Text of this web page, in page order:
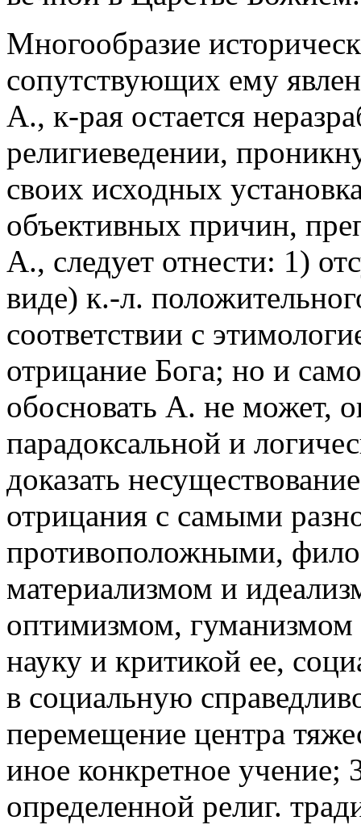
Многообразие
сопутствующих ему
А., к-рая остается
религиеведении,
своих исходных
объективных причин,
А., следует отнести: 1)
виде) к.-л.
соответствии с
отрицание Бога; но и
обосновать А. не может,
парадоксальной и
доказать
отрицания с самыми
противоположными,
материализмом и
оптимизмом,
науку и критикой ее,
в социальную
перемещение центра
иное конкретное
определенной религ.